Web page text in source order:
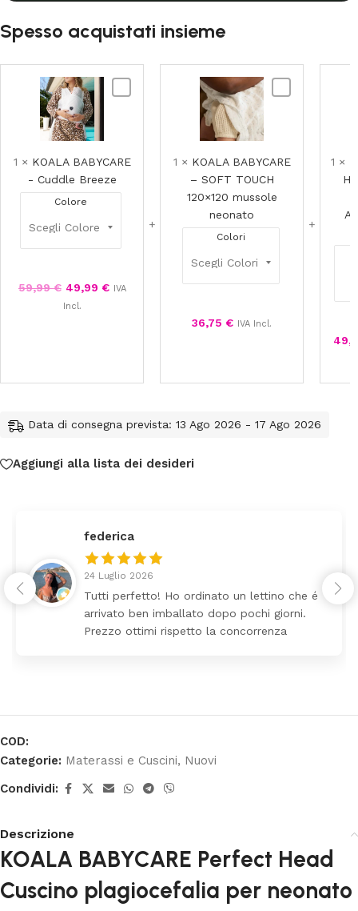
Spesso acquistati insieme
Breeze
1 × KOALA BABYCARE
- Cuddle Breeze
Colore
59,99€ 49,99 €
IVA
Incl.
TOUCH
120×120
1 × KOALA BABYCARE
– SOFT TOUCH
120×120 mussole
neonato
Colori
36,75 € IVA Incl.
1 ×
Data di consegna prevista: 13 Ago 2026 - 17 Ago 2026
Aggiungi alla lista dei desideri
federica
24 Luglio 2026
Tutti perfetto! Ho ordinato un lettino che é
arrivato ben imballato dopo pochi giorni.
Prezzo ottimi rispetto la concorrenza
COD:
Categorie: Materassi e Cuscini, Nuovi
Condividi:
Descrizione
KOALA BABYCARE Perfect Head
Cuscino plagiocefalia per neonato